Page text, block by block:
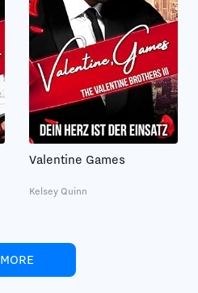
Valentine Games
Kelsey Quinn
MORE